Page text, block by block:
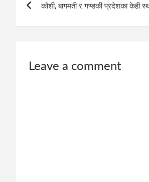
कोशी, बागमती र गण्डकी प्रदेशका केही
Leave a comment